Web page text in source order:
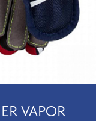
VAPOR